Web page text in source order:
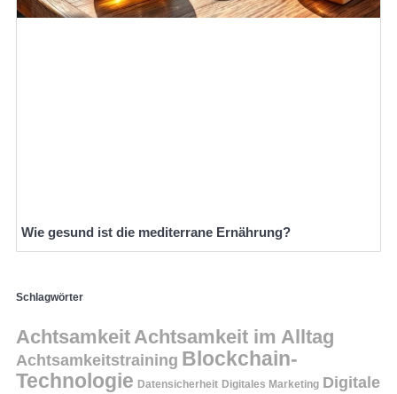
Wie gesund ist die mediterrane Ernährung?
Schlagwörter
AchtsamkeitAchtsamkeit im Alltag
Achtsamkeitstraining Blockchain-
Technologie Datensicherheit Digitales Marketing Digitale